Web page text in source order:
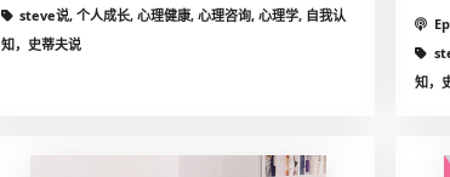
steve说, 个人成长, 心理健康, 心理咨询, 心理学, 自我认
知，史蒂夫说
知，